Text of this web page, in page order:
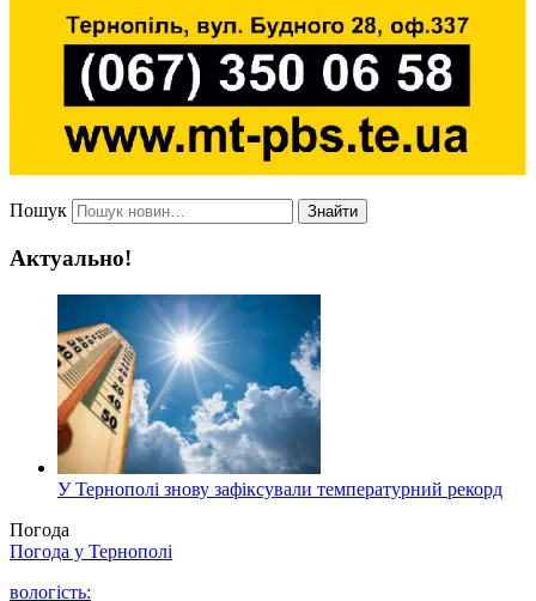
Пошук Знайти
Актуально!
У Тернополі знову зафіксували температурний рекорд
Погода
Погода у Тернополі
вологість: